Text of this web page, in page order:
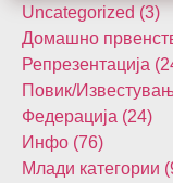
Uncategorized (3)
Домашнo
Репрезентација
Повик/
Федерација (24)
Инфо (76)
Млади категории